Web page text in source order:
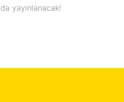
yayınlanacak!